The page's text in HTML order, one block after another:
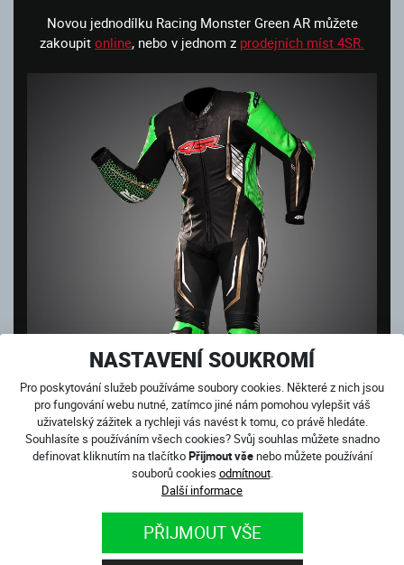
NASTAVENÍ SOUKROMÍ
Pro poskytování služeb používáme soubory cookies. Některé z nich jsou
pro fungování webu nutné, zatímco jiné nám pomohou vylepšit váš
uživatelský zážitek a rychleji vás navést k tomu, co právě hledáte.
Souhlasíte s používáním všech cookies? Svůj souhlas můžete snadno
definovat kliknutím na tlačítkoPřijmout všenebo můžete používání
souborů cookies odmítnout.
Další informace
PŘIJMOUT VŠE
Novou jednodílku Racing Monster Green AR můžete
zakoupit online, nebo v jednom z prodejních míst 4SR.